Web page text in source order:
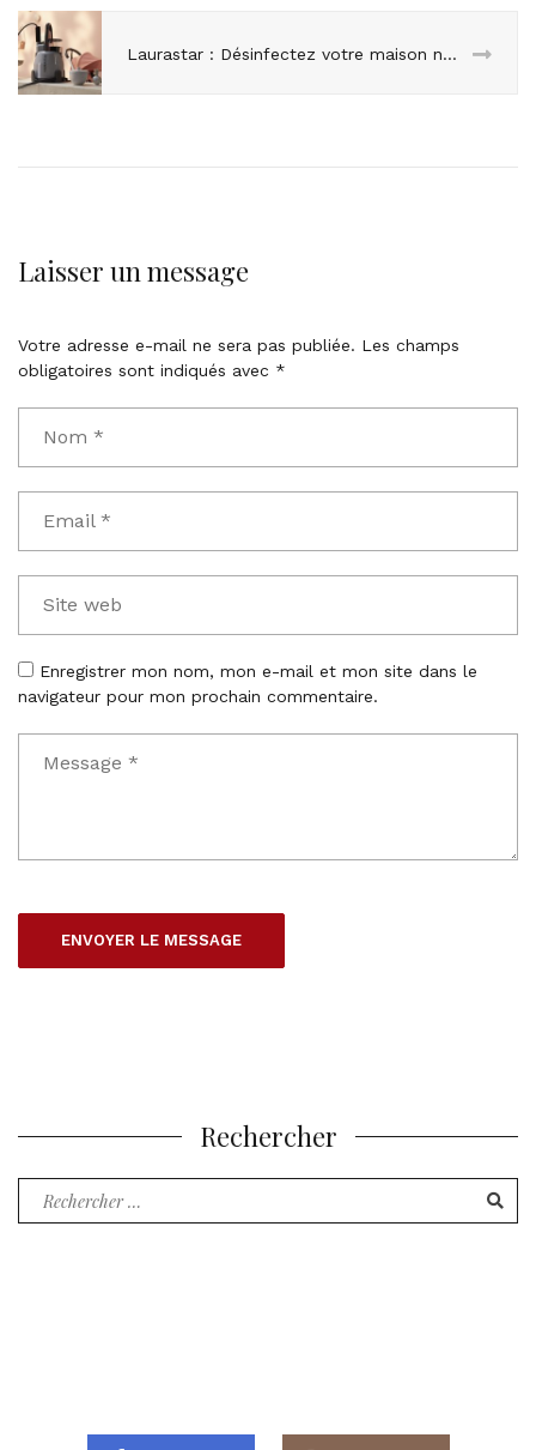
Laurastar : Désinfectez votre maison naturellement avec IZZI
Laisser un message
Votre adresse e-mail ne sera pas publiée. Les champs
obligatoires sont indiqués avec *
Enregistrer mon nom, mon e-mail et mon site dans le
navigateur pour mon prochain commentaire.
Rechercher
Recherche